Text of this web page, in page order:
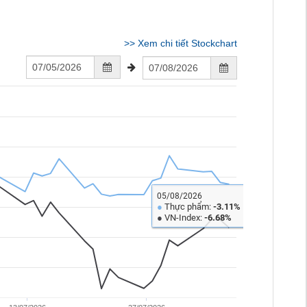
>> Xem chi tiết Stockchart
05/08/2026
● Thực phẩm:-3.11%
● VN-Index:-6.68%